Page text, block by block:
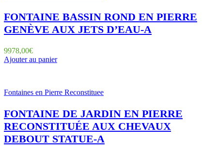
FONTAINE BASSIN ROND EN PIERRE
GENÈVE AUX JETS D’EAU-A
9978,00€
Ajouter au panier
Fontaines en Pierre Reconstituee
FONTAINE DE JARDIN EN PIERRE
RECONSTITUÉE AUX CHEVAUX
DEBOUT STATUE-A